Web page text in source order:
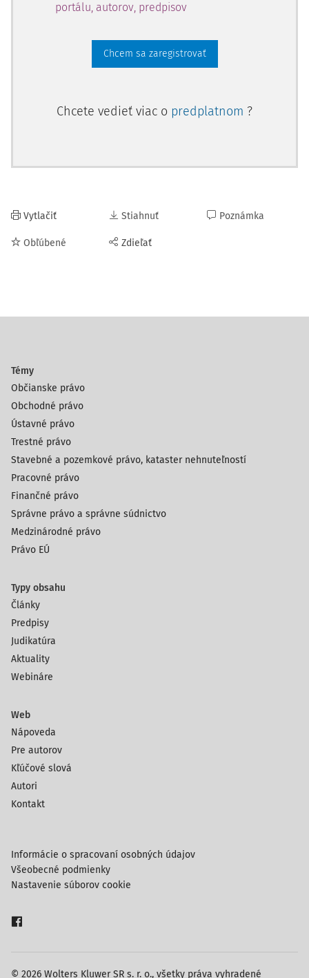
portálu, autorov, predpisov
Chcem sa zaregistrovať
Chcete vedieť viac o predplatnom ?
Vytlačiť
Obľúbené
Stiahnuť
Zdieľať
Poznámka
Témy
Občianske právo
Obchodné právo
Ústavné právo
Trestné právo
Stavebné a pozemkové právo, kataster nehnuteľností
Pracovné právo
Finančné právo
Správne právo a správne súdnictvo
Medzinárodné právo
Právo EÚ
Typy obsahu
Články
Predpisy
Judikatúra
Aktuality
Webináre
Web
Nápoveda
Pre autorov
Kľúčové slová
Autori
Kontakt
© 2026 Wolters Kluwer SR s. r. o., všetky práva vyhradené
Informácie o spracovaní osobných údajov
Všeobecné podmienky
Nastavenie súborov cookie